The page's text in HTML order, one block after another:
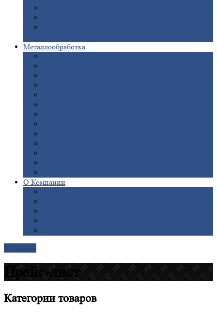
Металлообработка
О Компании
Прайс-лист
Категориитоваров